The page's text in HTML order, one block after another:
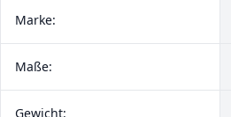
Marke:
Maße:
Gewicht: